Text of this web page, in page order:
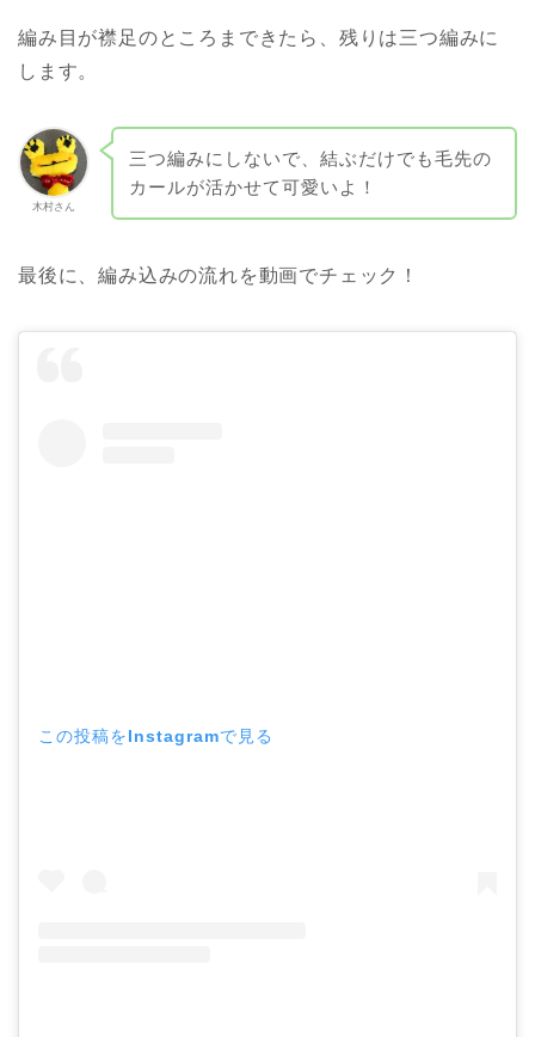
編み目が襟足のところまできたら、残りは三つ編みに
します。
木村さん
三つ編みにしないで、結ぶだけでも毛先の
カールが活かせて可愛いよ！
最後に、編み込みの流れを動画でチェック！
この投稿をInstagramで見る